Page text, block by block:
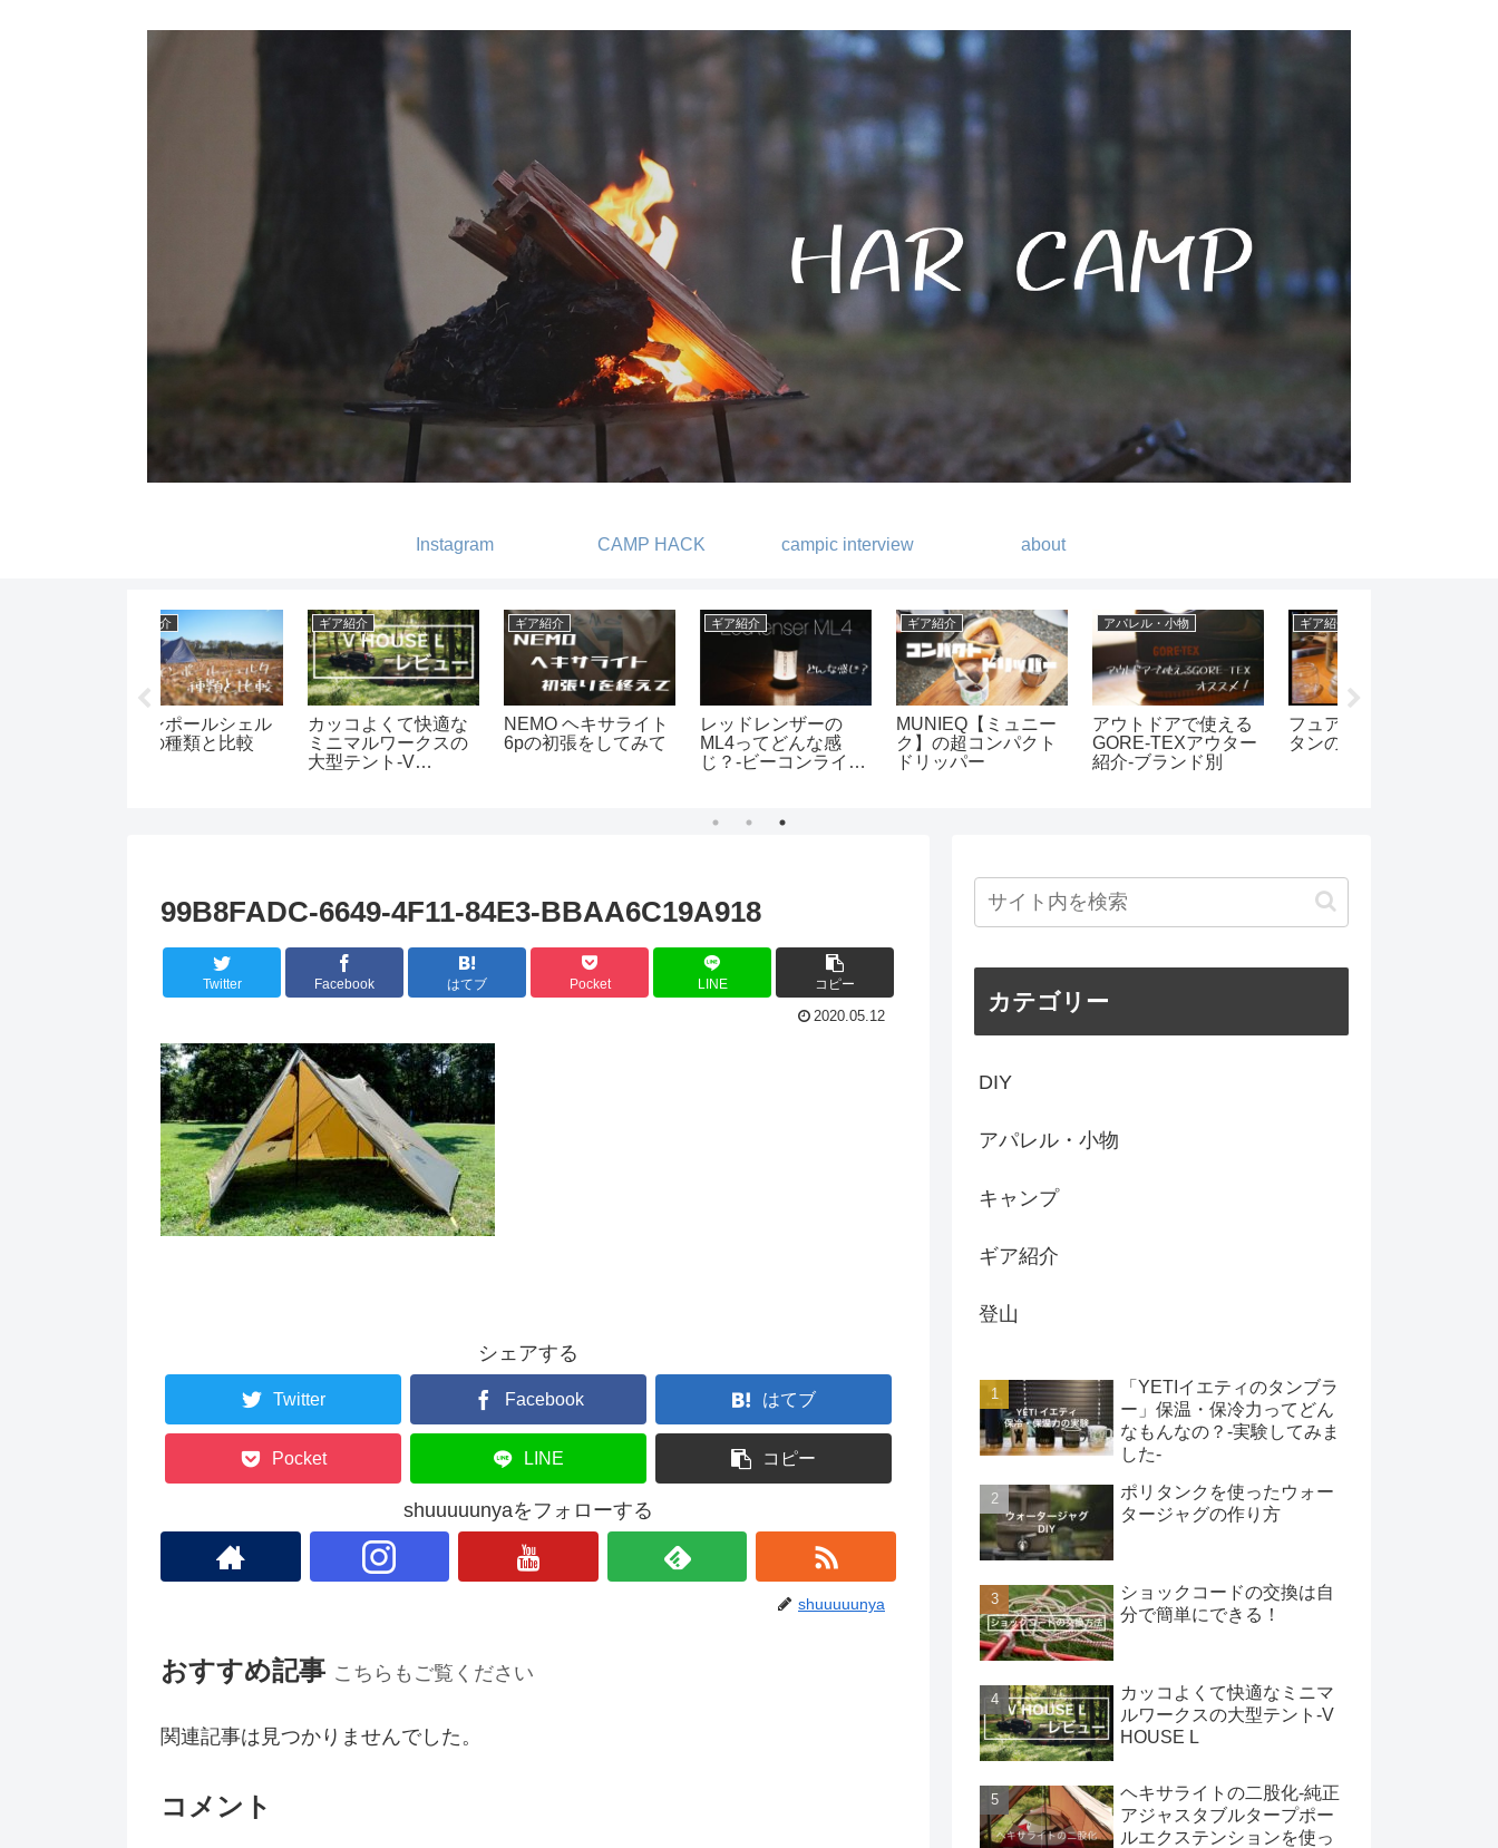
Instagram CAMP HACK campic interview about
ギア紹介
フュアーハンドラン
タンの芯交換
キャンプ
綺麗な森-五光牧場オ
ートキャンプ場
キャンプ
amanayuキャンプ場
でグループキャンプ
キャンプ
ノルディスクのテン
ト ユドゥンのいろ
いろ
登山
街も海も富士山も楽
しめる塔ノ岳-初めて
の登山
ギア紹介
GIMMICKの2WAYコ
ットがキャンプで大
活躍
99B8FADC-6649-4F11-84E3-BBAA6C19A918
Twitter Facebook はてブ Pocket LINE コピー
2020.05.12
シェアする
Twitter Facebook はてブ
Pocket LINE コピー
shuuuuunyaをフォローする
shuuuuunya
おすすめ記事 こちらもご覧ください
関連記事は見つかりませんでした。
コメント
カテゴリー
DIY
アパレル・小物
キャンプ
ギア紹介
登山
「YETIイエティのタンブラ
ー」保温・保冷力ってどん
なもんなの？-実験してみま
した-
ポリタンクを使ったウォー
タージャグの作り方
ショックコードの交換は自
分で簡単にできる！
カッコよくて快適なミニマ
ルワークスの大型テント-V
HOUSE L
ヘキサライトの二股化-純正
アジャスタブルタープポー
ルエクステンションを使っ